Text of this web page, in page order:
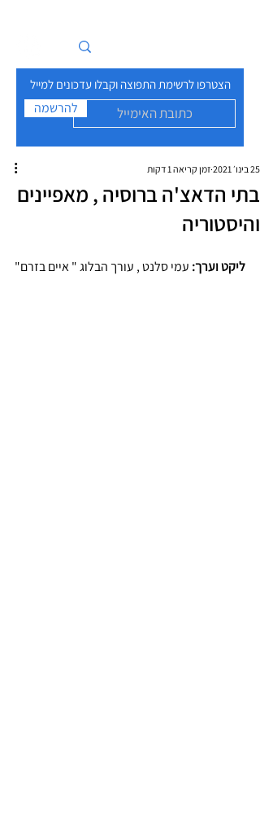
הצטרפו לרשימת התפוצה וקבלו עדכונים למייל
להרשמה
בתי הדאצ'ה ברוסיה , מאפיינים
והיסטוריה
25 בינו׳ 2021 זמן קריאה 1 דקות
ליקט וערך: עמי סלנט , עורך הבלוג " איים בזרם"